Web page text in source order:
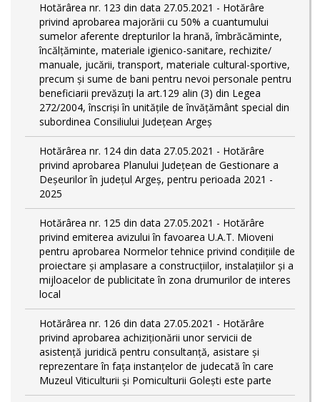
Hotărârea nr. 123 din data 27.05.2021 - Hotărâre
privind aprobarea majorării cu 50% a cuantumului
sumelor aferente drepturilor la hrană, îmbrăcăminte,
încălțăminte, materiale igienico-sanitare, rechizite/
manuale, jucării, transport, materiale cultural-sportive,
precum și sume de bani pentru nevoi personale pentru
beneficiarii prevăzuți la art.129 alin (3) din Legea
272/2004, înscriși în unitățile de învățământ special din
subordinea Consiliului Județean Argeș
Hotărârea nr. 124 din data 27.05.2021 - Hotărâre
privind aprobarea Planului Județean de Gestionare a
Deșeurilor în județul Argeș, pentru perioada 2021 -
2025
Hotărârea nr. 125 din data 27.05.2021 - Hotărâre
privind emiterea avizului în favoarea U.A.T. Mioveni
pentru aprobarea Normelor tehnice privind condiţiile de
proiectare şi amplasare a construcţiilor, instalaţiilor şi a
mijloacelor de publicitate în zona drumurilor de interes
local
Hotărârea nr. 126 din data 27.05.2021 - Hotărâre
privind aprobarea achiziționării unor servicii de
asistență juridică pentru consultanță, asistare și
reprezentare în fața instanțelor de judecată în care
Muzeul Viticulturii și Pomiculturii Golești este parte